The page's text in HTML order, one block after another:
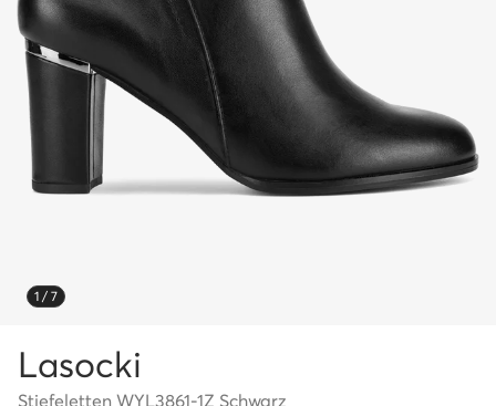
1 / 7
Lasocki
Stiefeletten WYL3861-1Z Schwarz